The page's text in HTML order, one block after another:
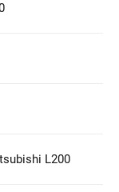
L200